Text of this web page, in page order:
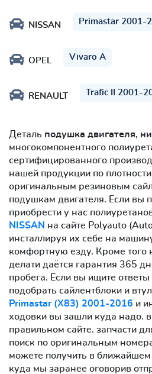
NISSAN Primastar 2001-
OPEL Vivaro A
RENAULT Trafic II 2001-
Деталь подушка двигателя,
многокомпонентного
сертифицированного
нашей продукции по плотности
оригинальным резиновым
подушкам двигателя. Если вы
приобрести у нас
NISSAN на сайте Polyauto
инсталлируя их себе на
комфортную езду. Кроме того
делати даётся гарантия 365
пробега. Если вы ищите
подобрать сайлентблоки и
Primastar (X83) 2001-2016 и
ходовки вы зашли куда надо.
правильном сайте. запчасти
поиск по оригинальным
можете получить в ближайшем
куда мы заранее оговорив